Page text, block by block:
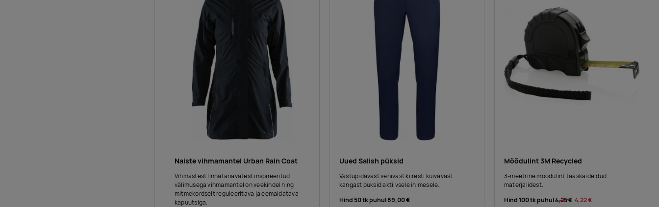
Naiste vihmamantel Urban Rain Coat
Vihmastest linnatänavatest inspireeritud
välimusega vihmamantel on veekindel ning
mitmekordselt reguleeritava ja eemaldatava
kapuutsiga.
Uued Salish püksid
Vastupidavast venivast kiiresti kuivavast
kangast püksid aktiivsele inimesele.
Hind 50 tk puhul89,00 €
Mõõdulint 3M Recycled
3-meetrine mõõdulint taaskäideldud
materjalidest.
Hind 100 tk puhul4,25 € 4,22 €